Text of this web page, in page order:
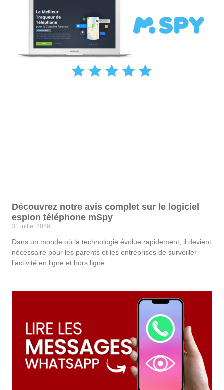
Découvrez notre avis complet sur le logiciel
espion téléphone mSpy
31 juillet 2026
Dans un monde où la technologie évolue rapidement, il devient
nécessaire pour les parents et les entreprises de surveiller
l’activité en ligne et hors ligne